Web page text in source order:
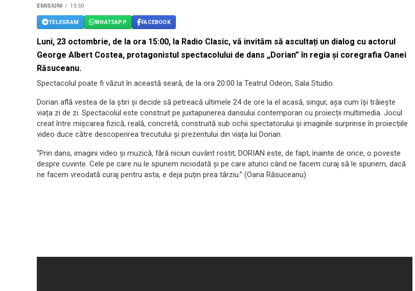
EMISIUNI 13:50
TELEGRAM WHATSAPP FACEBOOK
Luni, 23 octombrie, de la ora 15:00, la Radio Clasic, vă invităm să ascultați un dialog cu actorul
George Albert Costea, protagonistul spectacolului de dans „Dorian” în regia și coregrafia Oanei
Răsuceanu.
Spectacolul poate fi văzut în această seară, de la ora 20:00 la Teatrul Odeon, Sala Studio.
Dorian află vestea de la știri și decide să petreacă ultimele 24 de ore la el acasă, singur, așa cum își trăiește
viața zi de zi. Spectacolul este construit pe juxtapunerea dansului contemporan cu proiecții multimedia. Jocul
creat între mișcarea fizică, reală, concretă, construită sub ochii spectatorului și imaginile surprinse în proiecțiile
video duce către descoperirea trecutului și prezentului din viața lui Dorian.
“Prin dans, imagini video și muzică, fără niciun cuvânt rostit, DORIAN este, de fapt, înainte de orice, o poveste
despre cuvinte. Cele pe care nu le spunem niciodată și pe care atunci când ne facem curaj să le spunem, dacă
ne facem vreodată curaj pentru asta, e deja puțin prea târziu.” (Oana Răsuceanu)